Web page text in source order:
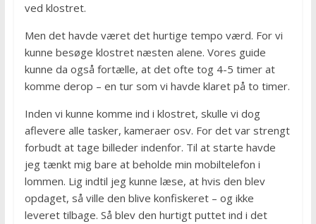
ved klostret.
Men det havde været det hurtige tempo værd. For vi
kunne besøge klostret næsten alene. Vores guide
kunne da også fortælle, at det ofte tog 4-5 timer at
komme derop – en tur som vi havde klaret på to timer.
Inden vi kunne komme ind i klostret, skulle vi dog
aflevere alle tasker, kameraer osv. For det var strengt
forbudt at tage billeder indenfor. Til at starte havde
jeg tænkt mig bare at beholde min mobiltelefon i
lommen. Lig indtil jeg kunne læse, at hvis den blev
opdaget, så ville den blive konfiskeret – og ikke
leveret tilbage. Så blev den hurtigt puttet ind i det